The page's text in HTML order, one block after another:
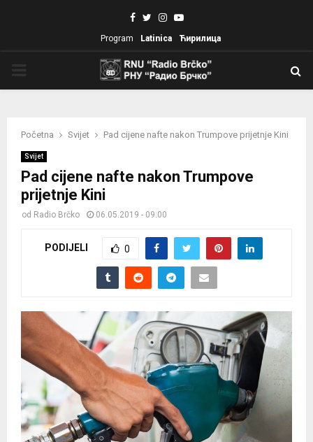
Facebook
TwitterInstagram
Youtube
Program Latinica Ћирилица
Početna Svijet Pad cijene nafte nakon Trumpove prijetnje Kini
Svijet
Pad cijene nafte nakon Trumpove
prijetnje Kini
od Radio Brčko 06.05.2019 - 09:00
PODIJELI 0